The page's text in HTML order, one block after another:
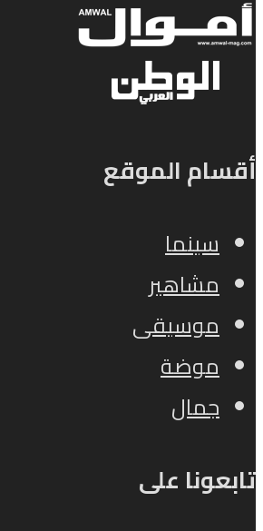
أقسام الموقع
سينما
مشاهير
موسيقى
موضة
جمال
تابعونا على